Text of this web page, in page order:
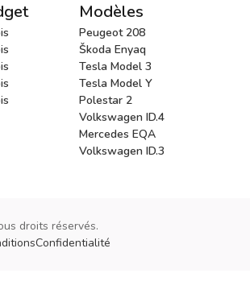
Modèles
Peugeot 208
Škoda Enyaq
Tesla Model 3
Tesla Model Y
Polestar 2
Volkswagen ID.4
Mercedes EQA
Volkswagen ID.3
droits réservés.
Confidentialité